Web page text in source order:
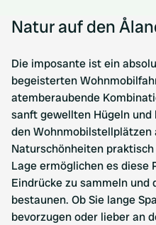
Natur auf den
Die imposante ist ein
begeisterten
atemberaubende
sanft gewellten Hügeln
den Wohnmobilstellplätzen
Naturschönheiten
Lage ermöglichen es diese
Eindrücke zu sammeln und
bestaunen. Ob Sie lange
bevorzugen oder lieber an